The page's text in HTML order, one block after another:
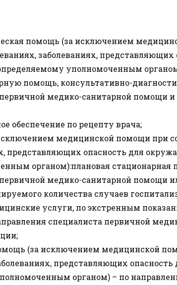
помощь (за исключением
заболеваниях, представляющих
уполномоченным
помощь, консультативно-
медико-санитарной помощи
обеспечение по рецепту врача;
медицинской помощи при
представляющих опасность для
органом):плановая стационарная
медико-санитарной помощи
количества случаев
услуги, по экстренным
специалиста первичной
(за исключением медицинской
представляющих
органом) – по